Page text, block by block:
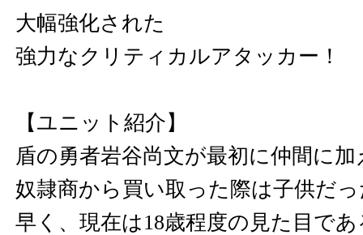
大幅強化された
強力なクリティカルアタッカー！
【ユニット紹介】
盾の勇者岩谷尚文が最初に仲間に
奴隷商から買い取った際は子供だ
早く、現在は18歳程度の見た目で